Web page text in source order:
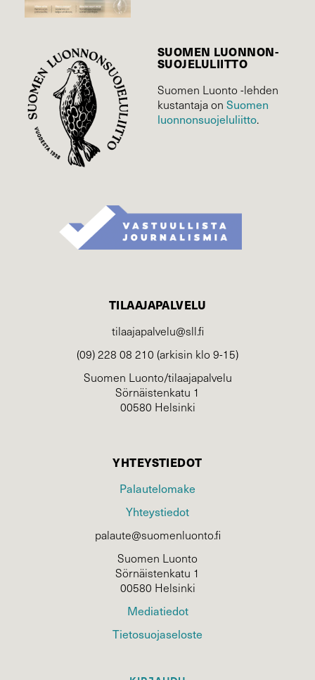
SUOMEN LUONNON­
SUOJELU­LIITTO
Suomen Luonto -lehden
kustantaja on Suomen
luonnonsuojelu­liitto.
TILAAJAPALVELU
tilaajapalvelu@sll.fi
(09) 228 08 210 (arkisin klo 9-15)
Suomen Luonto/tilaajapalvelu
Sörnäistenkatu 1
00580 Helsinki
YHTEYSTIEDOT
Palautelomake
Yhteystiedot
palaute@suomenluonto.fi
Suomen Luonto
Sörnäistenkatu 1
00580 Helsinki
Mediatiedot
Tietosuojaseloste